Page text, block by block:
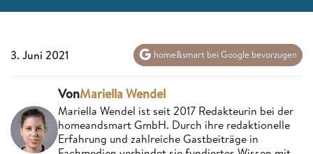
3. Juni 2021 home&smart bei Google bevorzugen
VonMariella Wendel
Mariella Wendel ist seit 2017 Redakteurin bei der
homeandsmart GmbH. Durch ihre redaktionelle
Erfahrung und zahlreiche Gastbeiträge in